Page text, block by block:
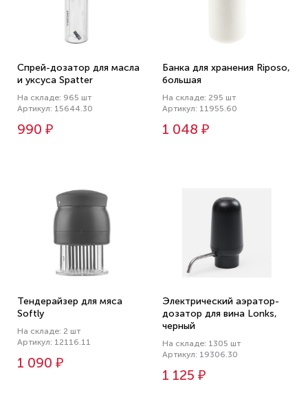
Спрей-дозатор для масла
и уксуса Spatter
На складе: 965 шт
Артикул: 15644.30
990 ₽
Банка для хранения Riposo,
большая
На складе: 295 шт
Артикул: 11955.60
1 048 ₽
Тендерайзер для мяса
Softly
На складе: 2 шт
Артикул: 12116.11
1 090 ₽
Электрический аэратор-
дозатор для вина Lonks,
черный
На складе: 1305 шт
Артикул: 19306.30
1 125 ₽